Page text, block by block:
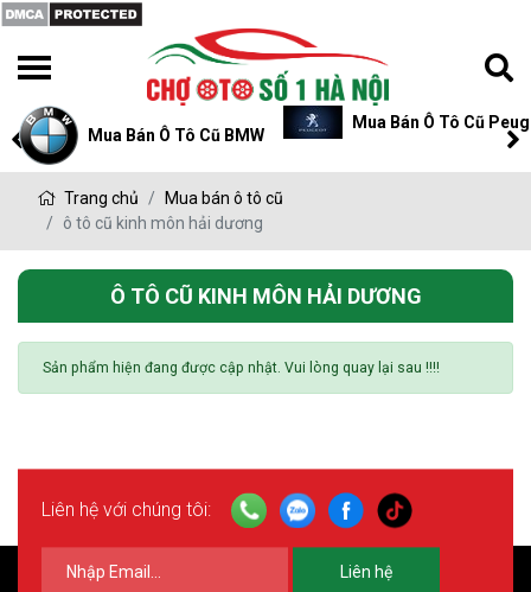
Mua Bán Ô Tô Cũ BMW
Mua Bán Ô Tô Cũ
Trang chủ
Mua bán ô tô cũ
ô tô cũ kinh môn hải dương
Ô TÔ CŨ KINH MÔN HẢI DƯƠNG
Sản phẩm hiện đang được cập nhật. Vui lòng quay lại sau !!!!
Liên hệ với chúng tôi:
Liên hệ